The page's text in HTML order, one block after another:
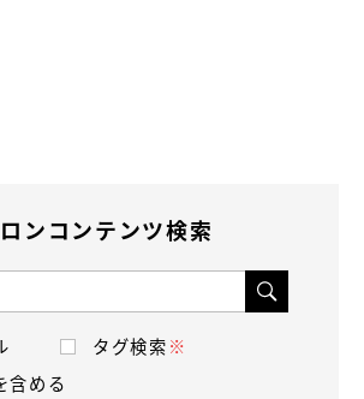
ンコンテンツ検索
タグ検索※
含める